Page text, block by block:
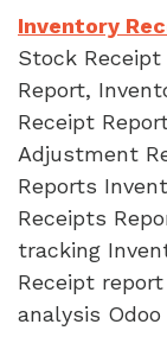
Inventory
Stock Receipt
Report,
Receipt
Adjustment
Reports
Receipts
tracking
Receipt
analysis Odoo